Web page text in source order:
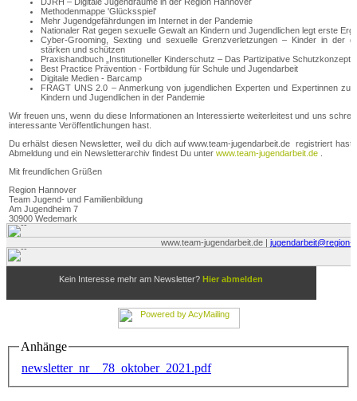
Anhänge
newsletter_nr__78_oktober_2021.pdf